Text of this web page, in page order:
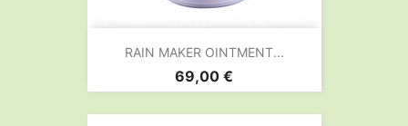
RAIN MAKER OINTMENT...
Prix
69,00 €